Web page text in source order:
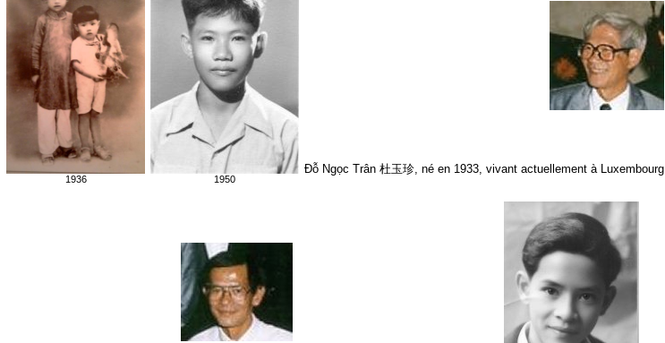
1936 1950
Đỗ Ngọc Trân 杜玉珍, né en 1933, vivant actuellement à Luxembourg